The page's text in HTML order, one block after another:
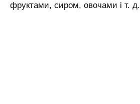
фруктами, сиром, овочами і т. д.